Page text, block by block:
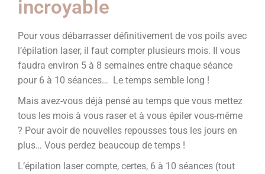
incroyable
Pour vous débarrasser définitivement de vos poils avec
l’épilation laser, il faut compter plusieurs mois. Il vous
faudra environ 5 à 8 semaines entre chaque séance
pour 6 à 10 séances… Le temps semble long !
Mais avez-vous déjà pensé au temps que vous mettez
tous les mois à vous raser et à vous épiler vous-même
? Pour avoir de nouvelles repousses tous les jours en
plus… Vous perdez beaucoup de temps !
L’épilation laser compte, certes, 6 à 10 séances (tout